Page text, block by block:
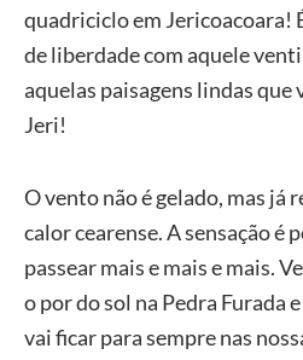
quadriciclo em Jericoacoara!
de liberdade com aquele
aquelas paisagens lindas que
Jeri!
O vento não é gelado, mas já
calor cearense. A sensação é
passear mais e mais e mais.
o por do sol na Pedra Furada
vai ficar para sempre nas